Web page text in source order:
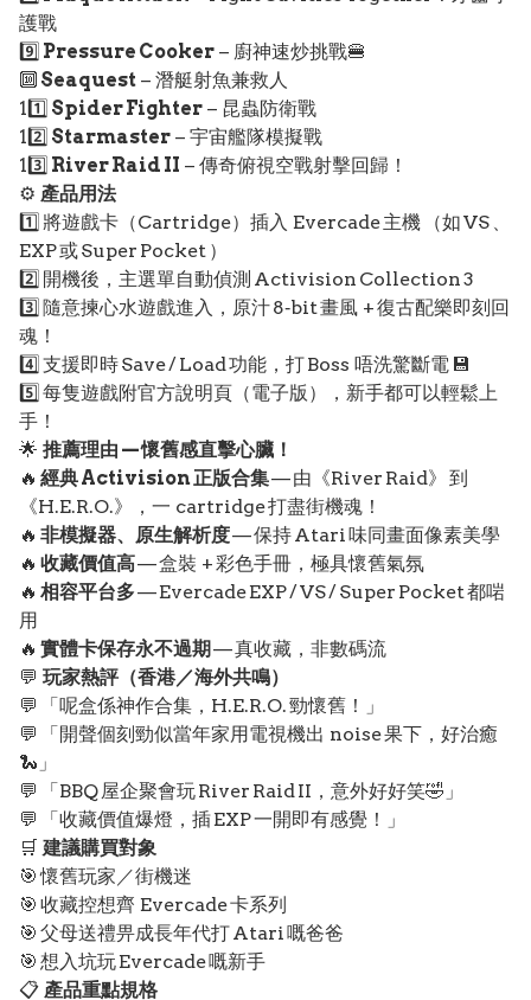
護戰
9️⃣ Pressure Cooker – 廚神速炒挑戰🍔
🔟 Seaquest – 潛艇射魚兼救人
11️⃣ Spider Fighter – 昆蟲防衛戰
12️⃣ Starmaster – 宇宙艦隊模擬戰
13️⃣ River Raid II – 傳奇俯視空戰射擊回歸！
⚙️ 產品用法
1️⃣ 將遊戲卡（Cartridge）插入 Evercade 主機 （如 VS 、
EXP 或 Super Pocket ）
2️⃣ 開機後，主選單自動偵測 Activision Collection 3
3️⃣ 隨意揀心水遊戲進入，原汁 8‑bit 畫風 + 復古配樂即刻回
魂！
4️⃣ 支援即時 Save / Load 功能，打 Boss 唔洗驚斷電 💾
5️⃣ 每隻遊戲附官方說明頁（電子版），新手都可以輕鬆上
手！
🌟 推薦理由 — 懷舊感直擊心臟！
🔥 經典 Activision 正版合集— 由《River Raid》 到
《H.E.R.O.》，一 cartridge 打盡街機魂！
🔥 非模擬器、原生解析度— 保持 Atari 味同畫面像素美學
🔥 收藏價值高— 盒裝 + 彩色手冊，極具懷舊氣氛
🔥 相容平台多— Evercade EXP / VS / Super Pocket 都啱
用
🔥 實體卡保存永不過期 — 真收藏，非數碼流
💬 玩家熱評（香港／海外共鳴）
💬 「呢盒係神作合集，H.E.R.O. 勁懷舊！」
💬 「開聲個刻勁似當年家用電視機出 noise 果下，好治癒
🐍」
💬 「BBQ 屋企聚會玩 River Raid II，意外好好笑🤣」
💬 「收藏價值爆燈，插 EXP 一開即有感覺！」
🛒 建議購買對象
🎯 懷舊玩家／街機迷
🎯 收藏控想齊 Evercade 卡系列
🎯 父母送禮畀成長年代打 Atari 嘅爸爸
🎯 想入坑玩 Evercade 嘅新手
📋 產品重點規格